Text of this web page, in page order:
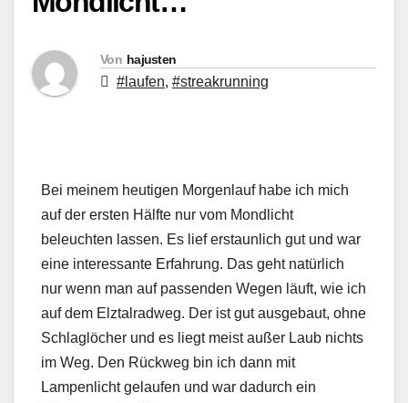
Von hajusten
#laufen, #streakrunning
Bei meinem heutigen Morgenlauf habe ich mich
auf der ersten Hälfte nur vom Mondlicht
beleuchten lassen. Es lief erstaunlich gut und war
eine interessante Erfahrung. Das geht natürlich
nur wenn man auf passenden Wegen läuft, wie ich
auf dem Elztalradweg. Der ist gut ausgebaut, ohne
Schlaglöcher und es liegt meist außer Laub nichts
im Weg. Den Rückweg bin ich dann mit
Lampenlicht gelaufen und war dadurch ein